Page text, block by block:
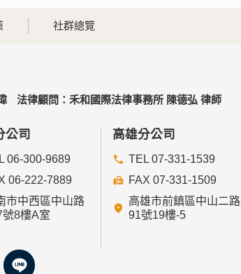
社群總覽
法律顧問：禾和國際法律事務所 陳德弘 律師
公司
06-300-9689
06-222-7889
市中西區中山路
號8樓A室
高雄分公司
TEL 07-331-1539
FAX 07-331-1509
高雄市前鎮區中山二路
91號19樓-5